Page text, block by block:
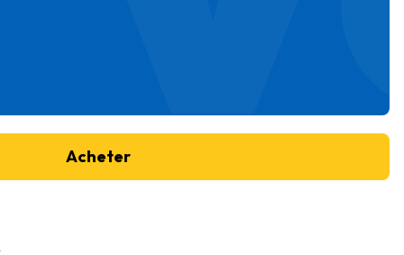
Acheter